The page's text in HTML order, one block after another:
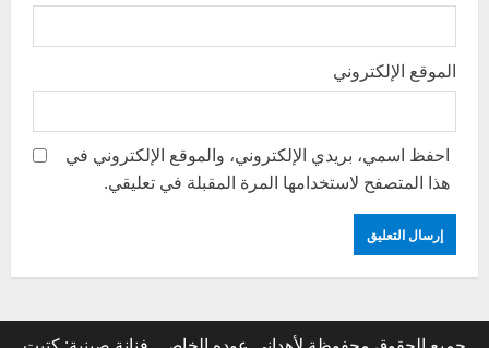
الموقع الإلكتروني
احفظ اسمي، بريدي الإلكتروني، والموقع الإلكتروني في
هذا المتصفح لاستخدامها المرة المقبلة في تعليقي.